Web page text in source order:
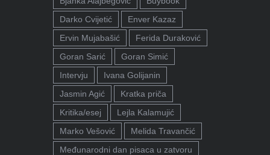
Darko Cvijetić
Enver Kazaz
Ervin Mujabašić
Ferida Duraković
Goran Sarić
Goran Simić
Intervju
Ivana Golijanin
Jasmin Agić
Kratka priča
Kritika/esej
Lejla Kalamujić
Marko Vešović
Melida Travančić
Međunarodni dan pisaca u zatvoru